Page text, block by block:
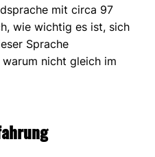
mit circa 97
wie wichtig es ist, sich
Sprache
nicht gleich im